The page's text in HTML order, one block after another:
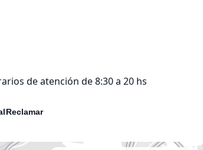
de atención de 8:30 a 20 hs
Reclamar